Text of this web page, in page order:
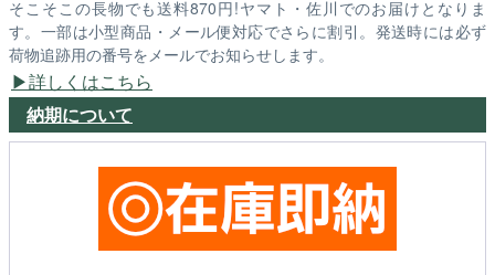
そこそこの長物でも送料870円!ヤマト・佐川でのお届けとなりま
す。一部は小型商品・メール便対応でさらに割引。発送時には必ず
荷物追跡用の番号をメールでお知らせします。
詳しくはこちら
納期について